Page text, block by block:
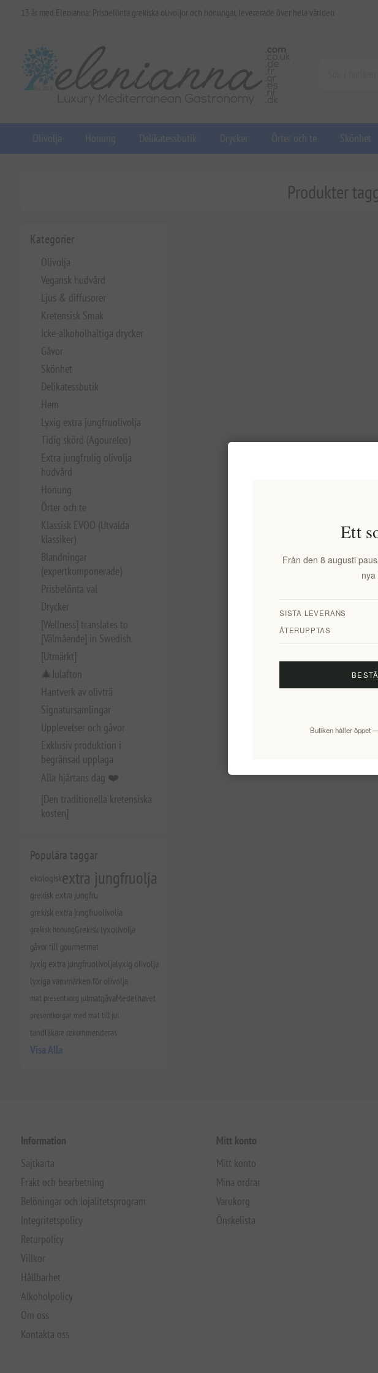
13 år med Elenianna: Prisbelönta grekiska olivoljor och honungar, levererade över hela världen
Olivolja Honung Delikatessbutik Drycker Örter och te Skönhet
Kategorier
Olivolja
Vegansk hudvård
Ljus & diffusorer
Kretensisk Smak
Icke-alkoholhaltiga drycker
Gåvor
Skönhet
Delikatessbutik
Hem
Lyxig extra jungfruolivolja
Tidig skörd (Agoureleo)
Extra jungfrulig olivolja
hudvård
Honung
Örter och te
Klassisk EVOO (Utvalda
klassiker)
Blandningar
(expertkomponerade)
Prisbelönta val
Drycker
[Wellness] translates to
[Välmående] in Swedish.
[Utmärkt]
🎄Julafton
Hantverk av olivträ
Signatursamlingar
Upplevelser och gåvor
Exklusiv produktion i
begränsad upplaga
Alla hjärtans dag ❤️
[Den traditionella kretensiska
kosten]
Populära taggar
ekologiskextra jungfruolja
grekisk extra jungfru
grekisk extra jungfruolivolja
grekisk honungGrekisk lyxolivolja
gåvor till gourmetmat
lyxig extra jungfruolivoljalyxig olivolja
lyxiga varumärken för olivolja
mat presentkorg julmatgåvaMedelhavet
presentkorgar med mat till jul
tandläkare rekommenderas
Visa Alla
Produkter
Information
Sajtkarta
Frakt och bearbetning
Belöningar och lojalitetsprogram
Integritetspolicy
Returpolicy
Villkor
Hållbarhet
Alkoholpolicy
Om oss
Kontakta oss
Mitt konto
Mitt konto
Mina ordrar
Varukorg
Önskelista
Ett
Från den 8 augusti
SISTA LEVERANS
ÅTERUPPTAS
Butiken håller öppet